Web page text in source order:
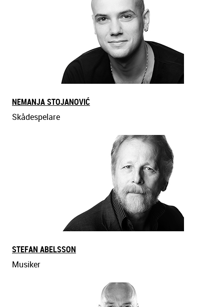
NEMANJA STOJANOVIĆ
Skådespelare
STEFAN ABELSSON
Musiker